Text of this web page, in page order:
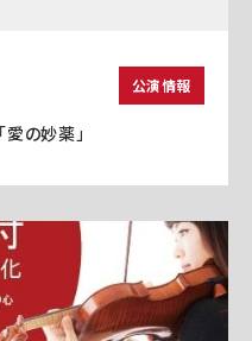
公演情報
の妙薬」